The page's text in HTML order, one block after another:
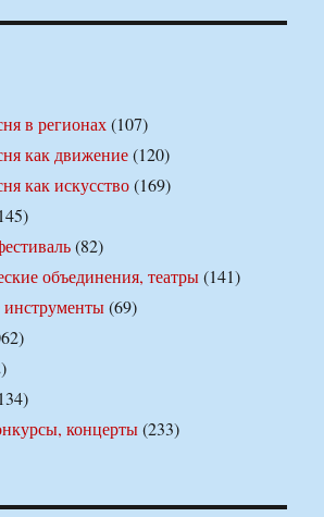
в регионах(107)
как движение(120)
как искусство(169)
(82)
объединения, театры(141)
(69)
концерты(233)